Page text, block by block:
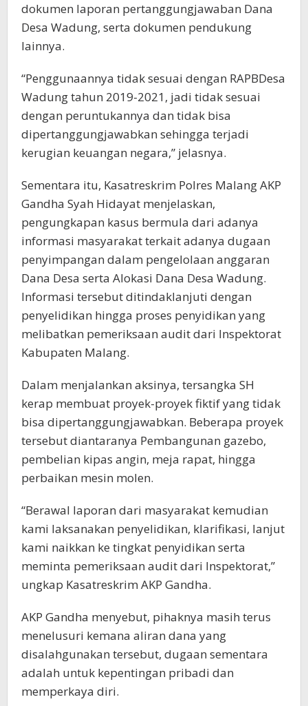
dokumen laporan pertanggungjawaban Dana
Desa Wadung, serta dokumen pendukung
lainnya.
“Penggunaannya tidak sesuai dengan RAPBDesa
Wadung tahun 2019-2021, jadi tidak sesuai
dengan peruntukannya dan tidak bisa
dipertanggungjawabkan sehingga terjadi
kerugian keuangan negara,” jelasnya.
Sementara itu, Kasatreskrim Polres Malang AKP
Gandha Syah Hidayat menjelaskan,
pengungkapan kasus bermula dari adanya
informasi masyarakat terkait adanya dugaan
penyimpangan dalam pengelolaan anggaran
Dana Desa serta Alokasi Dana Desa Wadung.
Informasi tersebut ditindaklanjuti dengan
penyelidikan hingga proses penyidikan yang
melibatkan pemeriksaan audit dari Inspektorat
Kabupaten Malang.
Dalam menjalankan aksinya, tersangka SH
kerap membuat proyek-proyek fiktif yang tidak
bisa dipertanggungjawabkan. Beberapa proyek
tersebut diantaranya Pembangunan gazebo,
pembelian kipas angin, meja rapat, hingga
perbaikan mesin molen.
“Berawal laporan dari masyarakat kemudian
kami laksanakan penyelidikan, klarifikasi, lanjut
kami naikkan ke tingkat penyidikan serta
meminta pemeriksaan audit dari Inspektorat,”
ungkap Kasatreskrim AKP Gandha.
AKP Gandha menyebut, pihaknya masih terus
menelusuri kemana aliran dana yang
disalahgunakan tersebut, dugaan sementara
adalah untuk kepentingan pribadi dan
memperkaya diri.